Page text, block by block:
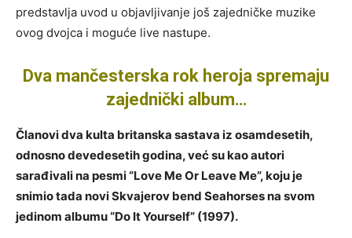
predstavlja uvod u objavljivanje još zajedničke muzike
ovog dvojca i moguće live nastupe.
Dva mančesterska rok heroja spremaju
zajednički album…
Članovi dva kulta britanska sastava iz osamdesetih,
odnosno devedesetih godina, već su kao autori
sarađivali na pesmi “Love Me Or Leave Me”, koju je
snimio tada novi Skvajerov bend Seahorses na svom
jedinom albumu “Do It Yourself” (1997).